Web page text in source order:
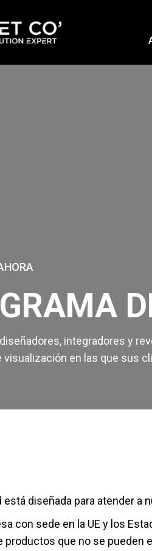
integradores y
visualización en las que sus
está diseñada para atender a
con sede en la UE y los
productos que no se pueden